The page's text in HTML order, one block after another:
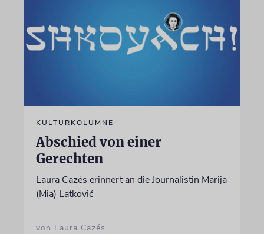
KULTURKOLUMNE
Abschied von einer
Gerechten
Laura Cazés erinnert an die Journalistin Marija
(Mia) Latković
von Laura Cazés